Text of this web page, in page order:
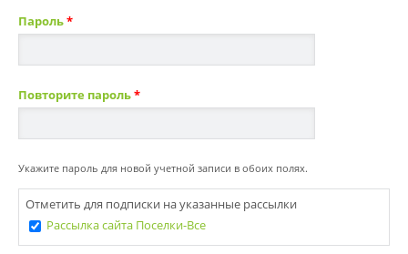
Пароль*
Повторите пароль*
Укажите пароль для новой учетной записи в обоих полях.
Отметить для подписки на указанные рассылки
Рассылка сайта Поселки-Все